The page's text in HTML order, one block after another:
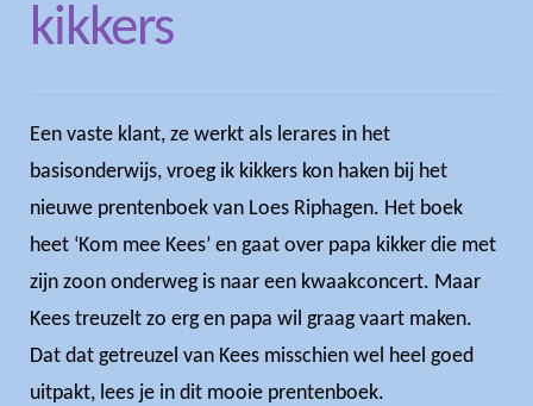
kikkers
Een vaste klant, ze werkt als lerares in het
basisonderwijs, vroeg ik kikkers kon haken bij het
nieuwe prentenboek van Loes Riphagen. Het boek
heet ‘Kom mee Kees’ en gaat over papa kikker die met
zijn zoon onderweg is naar een kwaakconcert. Maar
Kees treuzelt zo erg en papa wil graag vaart maken.
Dat dat getreuzel van Kees misschien wel heel goed
uitpakt, lees je in dit mooie prentenboek.